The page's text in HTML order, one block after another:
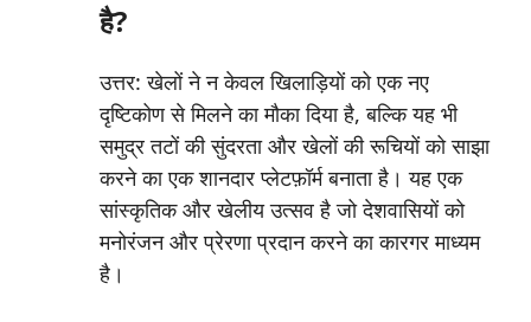
है?
उत्तर: खेलों ने न केवल खिलाड़ियों को एक नए
दृष्टिकोण से मिलने का मौका दिया है, बल्कि यह भी
समुद्र तटों की सुंदरता और खेलों की रूचियों को साझा
करने का एक शानदार प्लेटफ़ॉर्म बनाता है। यह एक
सांस्कृतिक और खेलीय उत्सव है जो देशवासियों को
मनोरंजन और प्रेरणा प्रदान करने का कारगर माध्यम
है।